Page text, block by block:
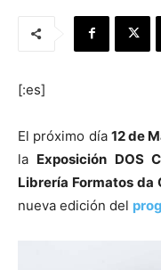
[:es]
El próximo día 12 de
la Exposición DOS
Librería Formatos da
nueva edición del